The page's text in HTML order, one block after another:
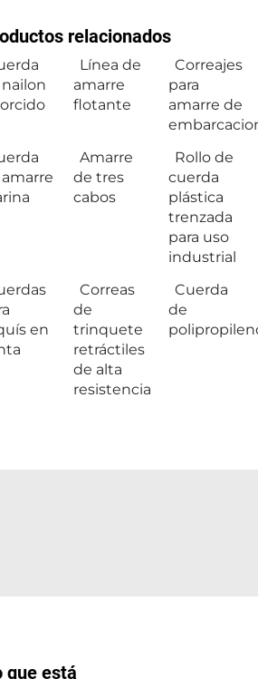
relacionados
Línea de
amarre
flotante
Correajes
para
amarre de
Amarre
de tres
cabos
Rollo de
cuerda
plástica
trenzada
para uso
industrial
en
Correas
de
trinquete
retráctiles
de alta
resistencia
Cuerda
de
que está